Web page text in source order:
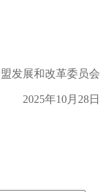
发展和改革委员会
2025年10月28日